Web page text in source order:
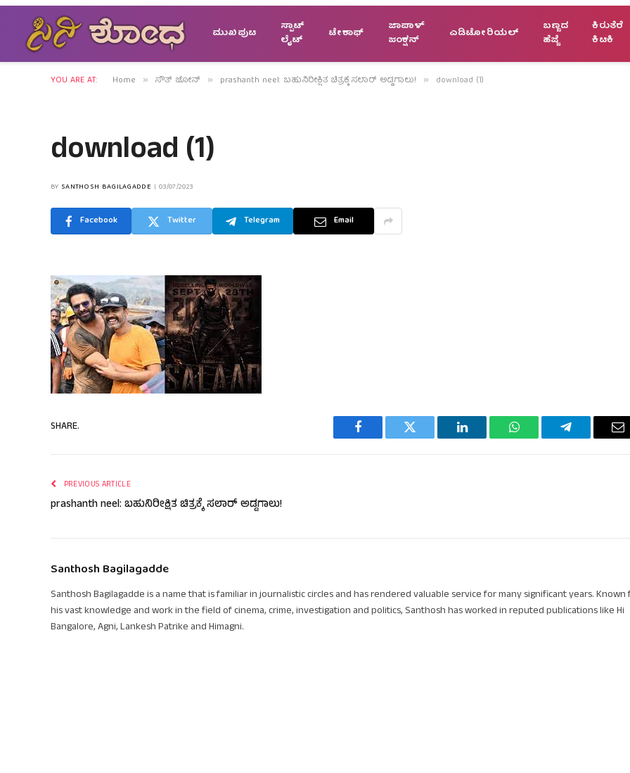
ಮುಖಪುಟ
ಸ್ಪಾಟ್
ಲೈಟ್
ಟೇಕಾಫ್
ಜಾಪಾಳ್
ಜಂಕ್ಷನ್
ಎಡಿಟೋರಿಯಲ್
ಬಣ್ಣದ
ಹೆಜ್ಜೆ
ಕಿರುತೆರೆ
ಕಿಟಕಿ
YOU ARE AT: Home » ಸೌತ್ ಜೋನ್ » prashanth neel: ಬಹುನಿರೀಕ್ಷಿತ ಚಿತ್ರಕ್ಕೆ ಸಲಾರ್ ಅಡ್ಡಗಾಲು! » download (1)
download (1)
BY SANTHOSH BAGILAGADDE 03/07/2023
Facebook Twitter Telegram Email
SHARE.
Facebook Twitter LinkedIn WhatsAppTelegram
PREVIOUS ARTICLE
prashanth neel: ಬಹುನಿರೀಕ್ಷಿತ ಚಿತ್ರಕ್ಕೆ ಸಲಾರ್ ಅಡ್ಡಗಾಲು!
Santhosh Bagilagadde
Santhosh Bagilagadde is a name that is familiar in journalistic circles and has rendered valuable service for many significant years. Known
his vast knowledge and work in the field of cinema, crime, investigation and politics, Santhosh has worked in reputed publications like Hi
Bangalore, Agni, Lankesh Patrike and Himagni.